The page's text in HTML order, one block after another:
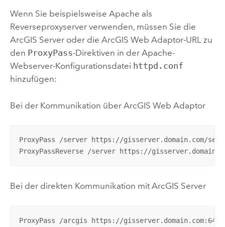
Wenn Sie beispielsweise Apache als
Reverseproxyserver verwenden, müssen Sie die
ArcGIS Serveroder die ArcGIS Web Adaptor-URL zu
den ProxyPass-Direktiven in der Apache-
Webserver-Konfigurationsdatei httpd.conf
hinzufügen:
Bei der Kommunikation über ArcGIS Web Adaptor
ProxyPass /server https://gisserver.domain.com/
ProxyPassReverse /server https://
Bei der direkten Kommunikation mit ArcGIS Server
ProxyPass /arcgis https://